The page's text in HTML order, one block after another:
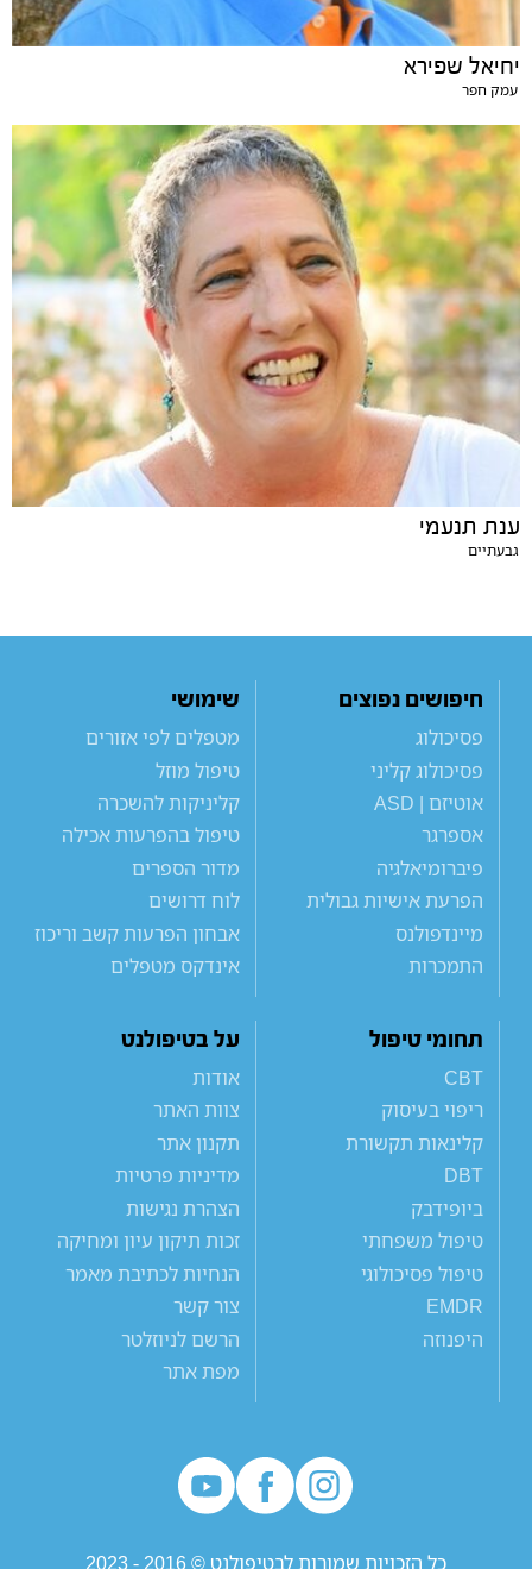
יחיאל שפירא
עמק חפר
ענת תנעמי
גבעתיים
חיפושים נפוצים
פסיכולוג
פסיכולוג קליני
אוטיזם | ASD
אספרגר
פיברומיאלגיה
הפרעת אישיות גבולית
מיינדפולנס
התמכרות
שימושי
מטפלים לפי אזורים
טיפול מוזל
קליניקות להשכרה
טיפול בהפרעות אכילה
מדור הספרים
לוח דרושים
אבחון הפרעות קשב וריכוז
אינדקס מטפלים
תחומי טיפול
CBT
ריפוי בעיסוק
קלינאות תקשורת
DBT
ביופידבק
טיפול משפחתי
טיפול פסיכולוגי
EMDR
היפנוזה
על בטיפולנט
אודות
צוות האתר
תקנון אתר
מדיניות פרטיות
הצהרת נגישות
זכות תיקון עיון ומחיקה
הנחיות לכתיבת מאמר
צור קשר
הרשם לניוזלטר
מפת אתר
כל הזכויות שמורות לבטיפולנט © 2016 - 2023